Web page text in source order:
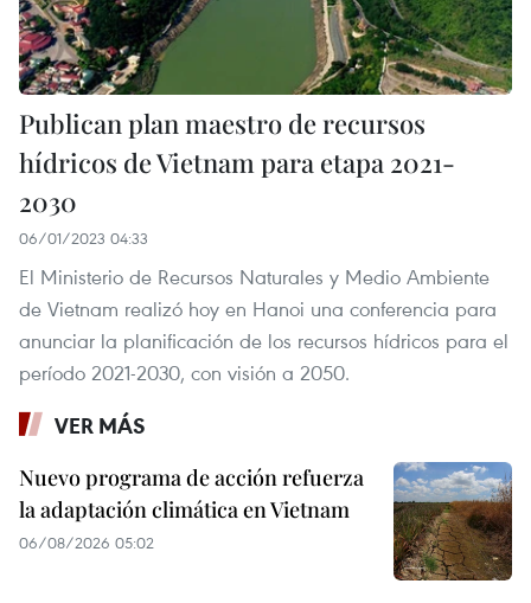
Publican plan maestro de recursos
hídricos de Vietnam para etapa 2021-
2030
06/01/2023 04:33
El Ministerio de Recursos Naturales y Medio Ambiente
de Vietnam realizó hoy en Hanoi una conferencia para
anunciar la planificación de los recursos hídricos para el
período 2021-2030, con visión a 2050.
VER MÁS
Nuevo programa de acción refuerza
la adaptación climática en Vietnam
06/08/2026 05:02